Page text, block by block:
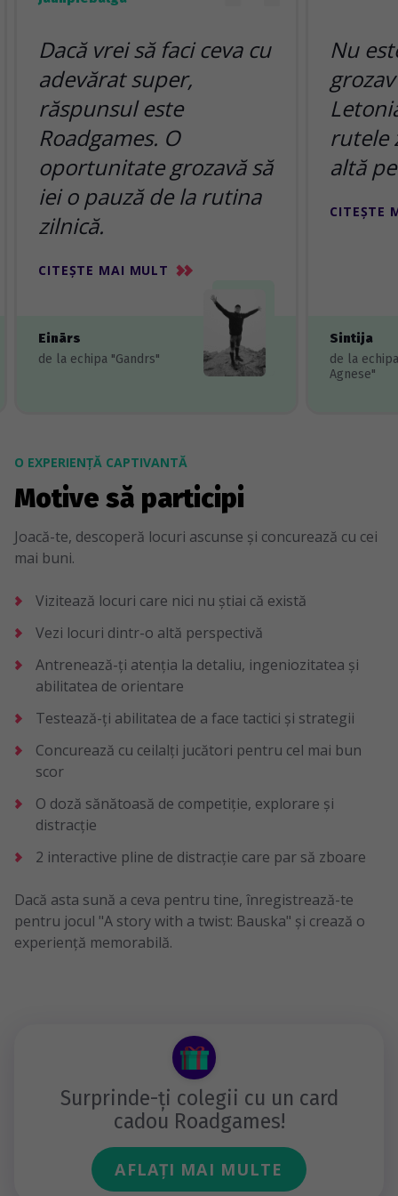
Dacă vrei să faci ceva cu
adevărat super,
răspunsul este
Roadgames. O
oportunitate grozavă să
iei o pauză de la rutina
zilnică.
CITEȘTE MAI MULT
Einārs
de la echipa "Gandrs"
Nu
rutele
altă
CITEȘTE
Sintija
de la
Agnese"
O EXPERIENȚĂ CAPTIVANTĂ
Motive să participi
Joacă-te, descoperă locuri ascunse și concurează cu cei
mai buni.
Vizitează locuri care nici nu știai că există
Vezi locuri dintr-o altă perspectivă
Antrenează-ți atenția la detaliu, ingeniozitatea și
abilitatea de orientare
Testează-ți abilitatea de a face tactici și strategii
Concurează cu ceilalți jucători pentru cel mai bun
scor
O doză sănătoasă de competiție, explorare și
distracție
2 interactive pline de distracție care par să zboare
Dacă asta sună a ceva pentru tine, înregistrează-te
pentru jocul "A story with a twist: Bauska" și crează o
experiență memorabilă.
Surprinde-ți colegii cu un card
cadou Roadgames!
AFLAȚI MAI MULTE